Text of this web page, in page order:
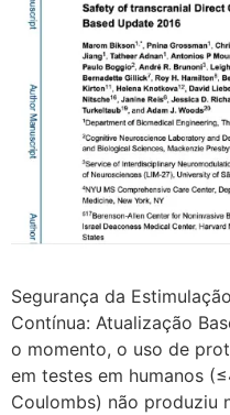
Segurança da
Contínua: Atualização
o momento, o uso de
em testes em humanos
Coulombs) não produziu